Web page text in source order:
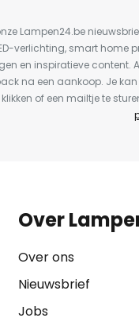
Lampen24.be
verlichting, smart home
en inspiratieve content.
na een aankoop. Je
of een mailtje te
Over
Over ons
Nieuwsbrief
Jobs